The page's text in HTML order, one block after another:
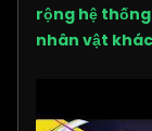
rộng hệ
nhân vật khác